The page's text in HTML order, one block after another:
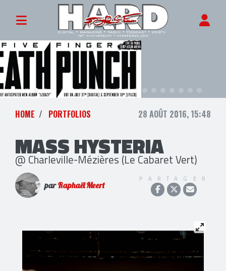
HOME PORTFOLIOS 28 AOÛT 2016, 15:48
MASS HYSTERIA
@ Charleville-Mézières (Le Cabaret Vert)
parRaphaël Meert
PARTAGER